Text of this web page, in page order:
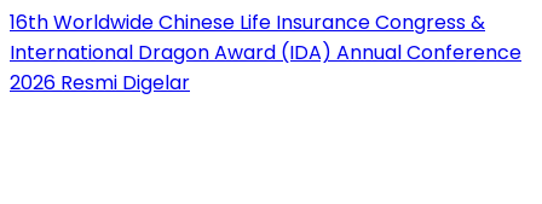
16th Worldwide Chinese Life Insurance Congress &
International Dragon Award (IDA) Annual Conference
2026 Resmi Digelar